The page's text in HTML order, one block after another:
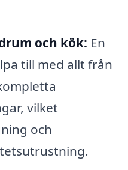
och kök: En
till med allt från
vilket
och